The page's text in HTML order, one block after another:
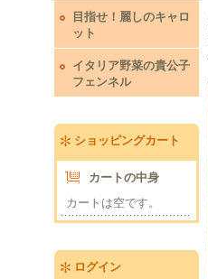
目指せ！麗しのキャロ
ット
イタリア野菜の貴公子
フェンネル
ショッピングカート
カートの中身
カートは空です。
ログイン